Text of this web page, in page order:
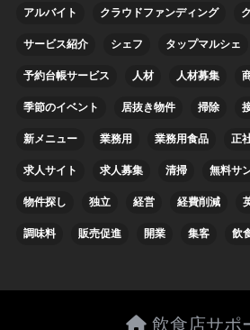
アルバイト クラウドファンディング
サービス紹介 シェフ タップマルシェ
予約台帳サービス 人材 人材募集
季節のイベント 居抜き物件 掃除
新メニュー 業務用 業務用食品 正
求人サイト 求人募集 清掃 無料サ
物件探し 独立 経営 経費削減
調味料 販売促進 開業 集客 飲
飲食店サポ